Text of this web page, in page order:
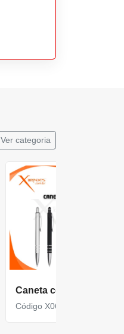
Ver categoria
Código X06087T